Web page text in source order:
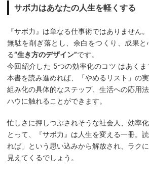
サボ力はあなたの人生を軽くする
『サボ力』は単なる仕事術ではありません。
無駄を削ぎ落とし、余白をつくり、成果
る“生き方のデザイン”です。
今回紹介した 5つの効率化のコツ はあくま
本書を読み進めれば、「やめるリスト」の
組み化の具体的なステップ、生活への応用
ハウに触れることができます。
忙しさに押しつぶされそうな社会人、効率
とって、『サボ力』は人生を変える一冊。
れば」という思い込みから解放され、ラク
見えてくるでしょう。